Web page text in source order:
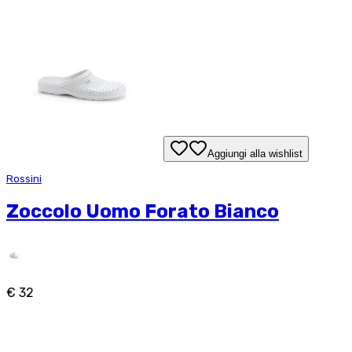
Aggiungi alla wishlist
Rossini
Zoccolo Uomo Forato Bianco
€ 32